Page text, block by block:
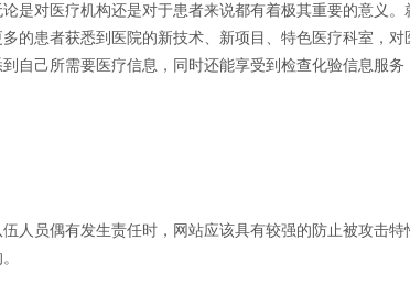
是对医疗机构还是对于患者来说都有着极其重要的意义
的患者获悉到医院的新技术、新项目、特色医疗科室，
自己所需要医疗信息，同时还能享受到检查化验信息服
人员偶有发生责任时，网站应该具有较强的防止被攻击